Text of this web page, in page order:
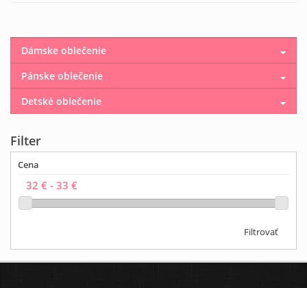
Dámske oblečenie
Pánske oblečenie
Detské oblečenie
Filter
Cena
Filtrovať